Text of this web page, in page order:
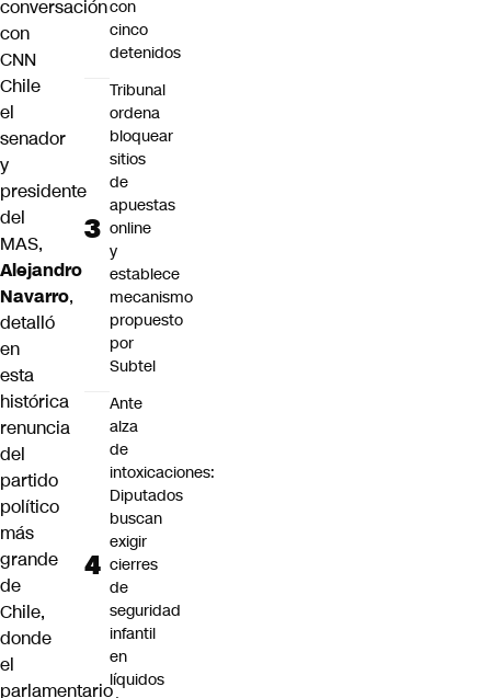
conversación
con
CNN
Chile
el
senador
y
presidente
del
MAS,
Alejandro
Navarro,
detalló
en
esta
histórica
renuncia
del
partido
político
más
grande
de
Chile,
donde
el
parlamentario
con
cinco
detenidos
Tribunal
ordena
bloquear
sitios
de
apuestas
online
y
establece
mecanismo
propuesto
por
Subtel
Ante
alza
de
intoxicaciones:
Diputados
buscan
exigir
cierres
de
seguridad
infantil
en
líquidos